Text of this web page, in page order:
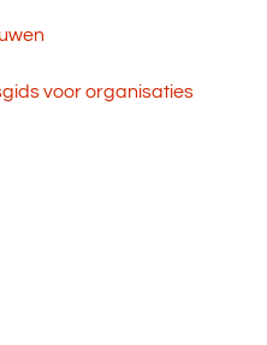
voor organisaties